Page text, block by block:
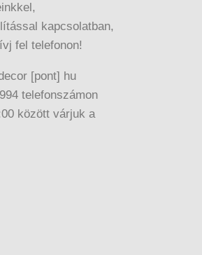
kapcsolatban,
fel telefonon!
[pont] hu
telefonszámon
között várjuk a